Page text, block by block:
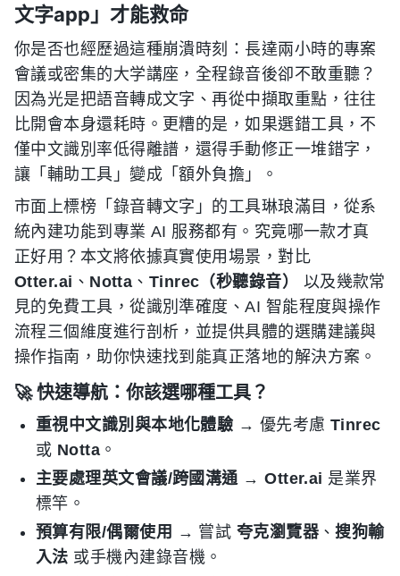
文字app」才能救命
你是否也經歷過這種崩潰時刻：長達兩小時的專案
會議或密集的大学講座，全程錄音後卻不敢重聽？
因為光是把語音轉成文字、再從中擷取重點，往往
比開會本身還耗時。更糟的是，如果選錯工具，不
僅中文識別率低得離譜，還得手動修正一堆錯字，
讓「輔助工具」變成「額外負擔」。
市面上標榜「錄音轉文字」的工具琳琅滿目，從系
統內建功能到專業 AI 服務都有。究竟哪一款才真
正好用？本文將依據真實使用場景，對比
Otter.ai 、 Notta 、 Tinrec（秒聽錄音）
以及幾款常
見的免費工具，從識別準確度、AI 智能程度與操作
流程三個維度進行剖析，並提供具體的選購建議與
操作指南，助你快速找到能真正落地的解決方案。
🚀 快速導航：你該選哪種工具？
重視中文識別與本地化體驗 → 優先考慮Tinrec
或 Notta 。
主要處理英文會議/跨國溝通→Otter.ai 是業界
標竿。
預算有限/偶爾使用 → 嘗試 夸克瀏覽器 、搜狗輸
入法 或手機內建錄音機。